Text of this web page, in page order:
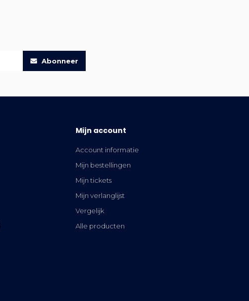
Abonneer
Mijn account
Account informatie
Mijn bestellingen
Mijn tickets
Mijn verlanglijst
Vergelijk
Alle producten